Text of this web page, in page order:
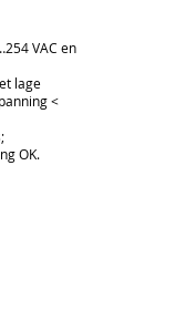
VAC en
lage
<
OK.
3U,
(160mm